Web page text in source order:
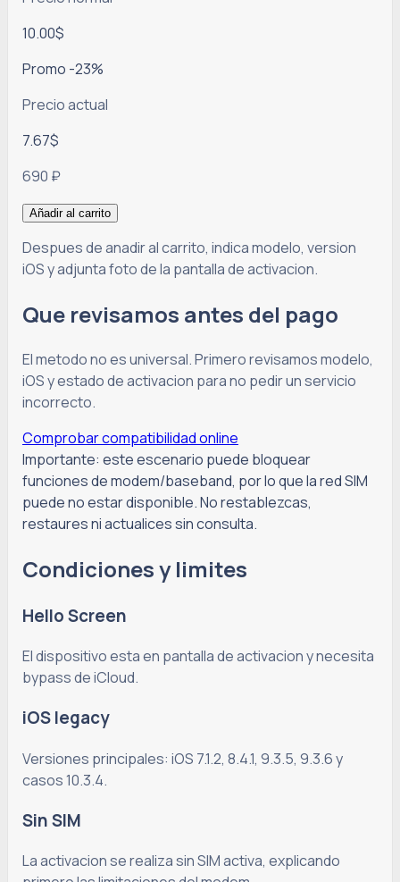
10.00$
Promo -23%
Precio actual
7.67$
690 ₽
Añadir al carrito
Despues de anadir al carrito, indica modelo, version
iOS y adjunta foto de la pantalla de activacion.
Que revisamos antes del pago
El metodo no es universal. Primero revisamos modelo,
iOS y estado de activacion para no pedir un servicio
incorrecto.
Comprobar compatibilidad online
Importante: este escenario puede bloquear
funciones de modem/baseband, por lo que la red SIM
puede no estar disponible. No restablezcas,
restaures ni actualices sin consulta.
Condiciones y limites
Hello Screen
El dispositivo esta en pantalla de activacion y necesita
bypass de iCloud.
iOS legacy
Versiones principales: iOS 7.1.2, 8.4.1, 9.3.5, 9.3.6 y
casos 10.3.4.
Sin SIM
La activacion se realiza sin SIM activa, explicando